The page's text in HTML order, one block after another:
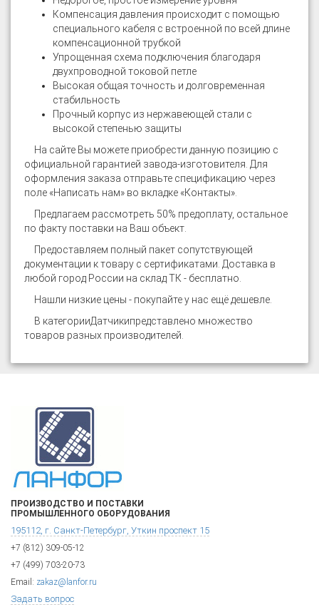
Компенсация давления происходит с помощью
специального кабеля с встроенной по всей длине
компенсационной трубкой
Упрощенная схема подключения благодаря
двухпроводной токовой петле
Высокая общая точность и долговременная
стабильность
Прочный корпус из нержавеющей стали с
высокой степенью защиты
На сайте Вы можете приобрести данную позицию с
официальной гарантией завода-изготовителя. Для
оформления заказа отправьте спецификацию через
поле «Написать нам» во вкладке «Контакты».
Предлагаем рассмотреть 50% предоплату, остальное
по факту поставки на Ваш объект.
Предоставляем полный пакет сопутствующей
документации к товару с сертификатами. Доставка в
любой город России на склад ТК - бесплатно.
Нашли низкие цены - покупайте у нас ещё дешевле.
В категорииДатчикипредставлено множество
товаров разных производителей.
ПРОИЗВОДСТВО И ПОСТАВКИ
ПРОМЫШЛЕННОГО ОБОРУДОВАНИЯ
195112, г. Санкт-Петербург, Уткин проспект 15
+7 (812) 309-05-12
+7 (499) 703-20-73
Email: zakaz@lanfor.ru
Задать вопрос